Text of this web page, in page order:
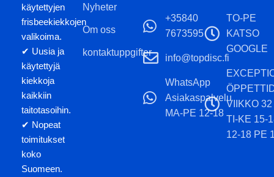
käytettyjen
frisbeekiekkojen
valikoima.
✔ Uusia ja
käytettyjä
kiekkoja
kaikkiin
taitotasoihin.
✔ Nopeat
toimitukset
koko
Suomeen.
Nyheter
Om oss
kontaktuppgifter
+35840
7673595
info@topdisc.fi
WhatsApp
Asiakaspalvelu
MA-PE 12-18
TO-PE
KATSO
GOOGLE
VIIKKO 32
TI-KE 15-
12-18 PE